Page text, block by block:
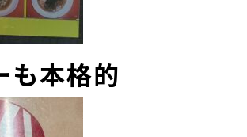
も本格的